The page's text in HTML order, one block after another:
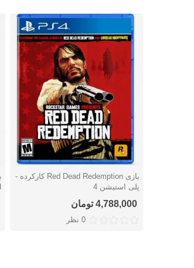
دوست داشتن
بازی Red Dead Redemption کارکرده -
پلی استیشن 4
4,788,000 تومان
0 نظر